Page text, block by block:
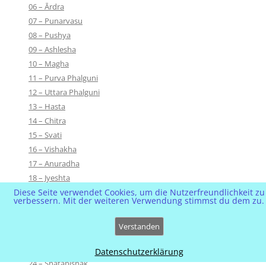
06 – Ārdra
07 – Punarvasu
08 – Pushya
09 – Ashlesha
10 – Magha
11 – Purva Phalguni
12 – Uttara Phalguni
13 – Hasta
14 – Chitra
15 – Svati
16 – Vishakha
17 – Anuradha
18 – Jyeshta
19 – Mula
20 – Purva Ashada
Diese Seite verwendet Cookies, um die Nutzerfreundlichkeit zu
verbessern. Mit der weiteren Verwendung stimmst du dem zu.
Verstanden
Datenschutzerklärung